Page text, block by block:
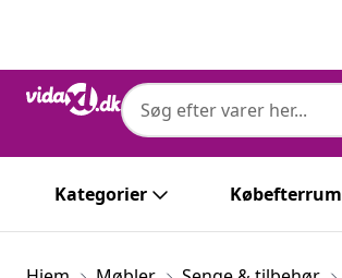
Kategorier Købefterrum